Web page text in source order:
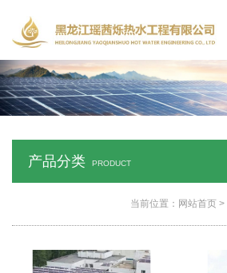
产品分类 PRODUCT
当前位置： 网站首页 >